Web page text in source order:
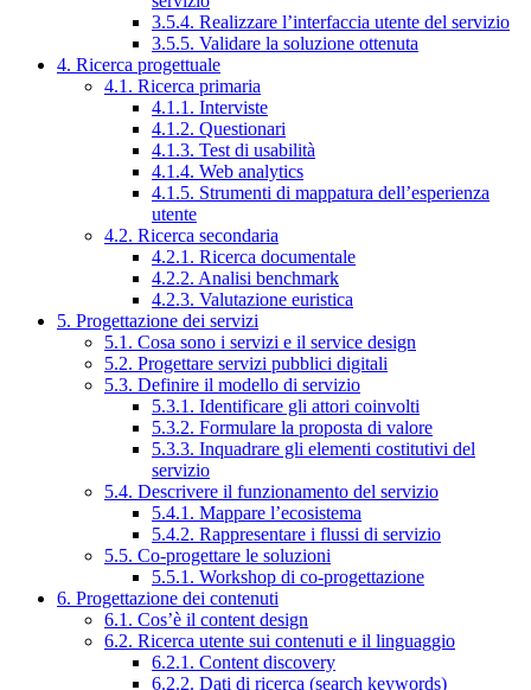
3.5.4. Realizzare l’interfaccia utente del servizio
3.5.5. Validare la soluzione ottenuta
4. Ricerca progettuale
4.1. Ricerca primaria
4.1.1. Interviste
4.1.2. Questionari
4.1.3. Test di usabilità
4.1.4. Web analytics
4.1.5. Strumenti di mappatura dell’esperienza
utente
4.2. Ricerca secondaria
4.2.1. Ricerca documentale
4.2.2. Analisi benchmark
4.2.3. Valutazione euristica
5. Progettazione dei servizi
5.1. Cosa sono i servizi e il service design
5.2. Progettare servizi pubblici digitali
5.3. Definire il modello di servizio
5.3.1. Identificare gli attori coinvolti
5.3.2. Formulare la proposta di valore
5.3.3. Inquadrare gli elementi costitutivi del
servizio
5.4. Descrivere il funzionamento del servizio
5.4.1. Mappare l’ecosistema
5.4.2. Rappresentare i flussi di servizio
5.5. Co-progettare le soluzioni
5.5.1. Workshop di co-progettazione
6. Progettazione dei contenuti
6.1. Cos’è il content design
6.2. Ricerca utente sui contenuti e il linguaggio
6.2.1. Content discovery
6.2.2. Dati di ricerca (search keywords)